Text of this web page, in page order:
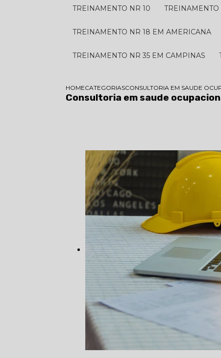
TREINAMENTO NR 10
TREINAMENTO NR 18 EM AMERICANA
TREINAMENTO NR 35 EM CAMPINAS
HOMECATEGORIASCONSULTORIA EM SAUDE
Consultoria em saude